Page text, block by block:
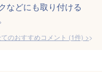
などにも取り付ける
のおすすめコメント (1件) >